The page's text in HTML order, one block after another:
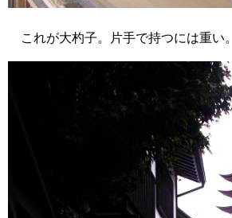
これが大杓子。片手で持つには重い。